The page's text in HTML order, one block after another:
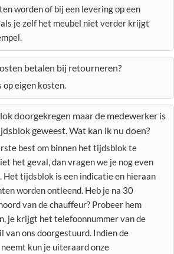
worden of bij een levering op een
je zelf het meubel niet verder krijgt
betalen bij retourneren?
op eigen kosten.
doorgekregen maar de medewerker is
geweest. Wat kan ik nu doen?
best om binnen het tijdsblok te
het geval, dan vragen we je nog even
Het tijdsblok is een indicatie en hieraan
worden ontleend. Heb je na 30
van de chauffeur? Probeer hem
je krijgt het telefoonnummer van de
van ons doorgestuurd. Indien de
kun je uiteraard onze